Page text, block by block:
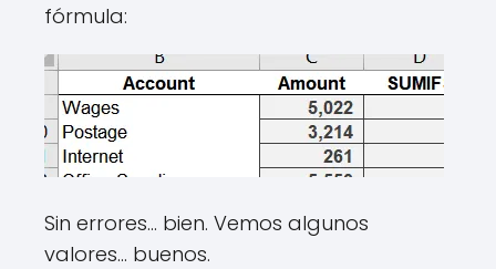
fórmula:
Sin errores… bien. Vemos algunos
valores… buenos.